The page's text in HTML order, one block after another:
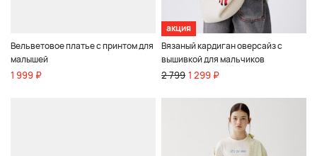
Вельветовое платье с принтом для
малышей
1 999 ₽
акция
Вязаный кардиган оверсайз с
вышивкой для мальчиков
2 799 1 299 ₽